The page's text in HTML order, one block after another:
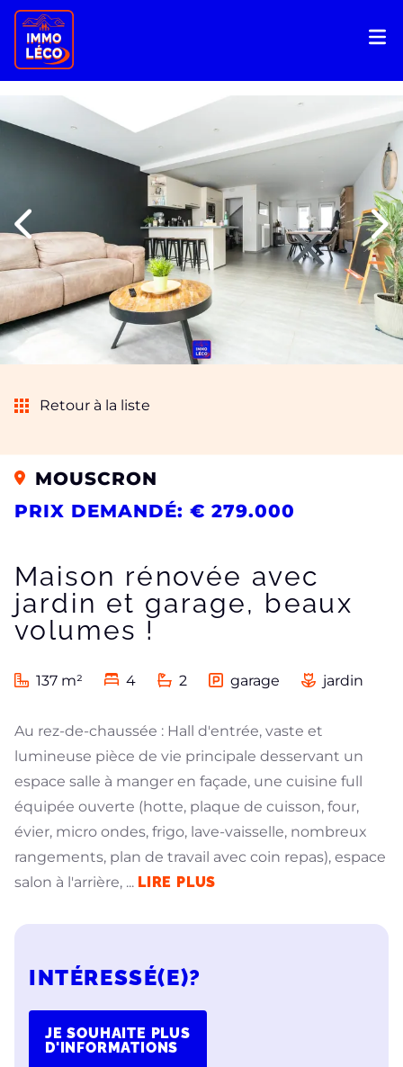
Retour à la liste
MOUSCRON
PRIX DEMANDÉ: € 279.000
Maison rénovée avec
jardin et garage, beaux
volumes !
137 m² 4 2 garage jardin
Au rez-de-chaussée : Hall d'entrée, vaste et
lumineuse pièce de vie principale desservant un
espace salle à manger en façade, une cuisine full
équipée ouverte (hotte, plaque de cuisson, four,
évier, micro ondes, frigo, lave-vaisselle, nombreux
rangements, plan de travail avec coin repas), espace
salon à l'arrière, ... LIRE PLUS
INTÉRESSÉ(E)?
JE SOUHAITE PLUS
D'INFORMATIONS